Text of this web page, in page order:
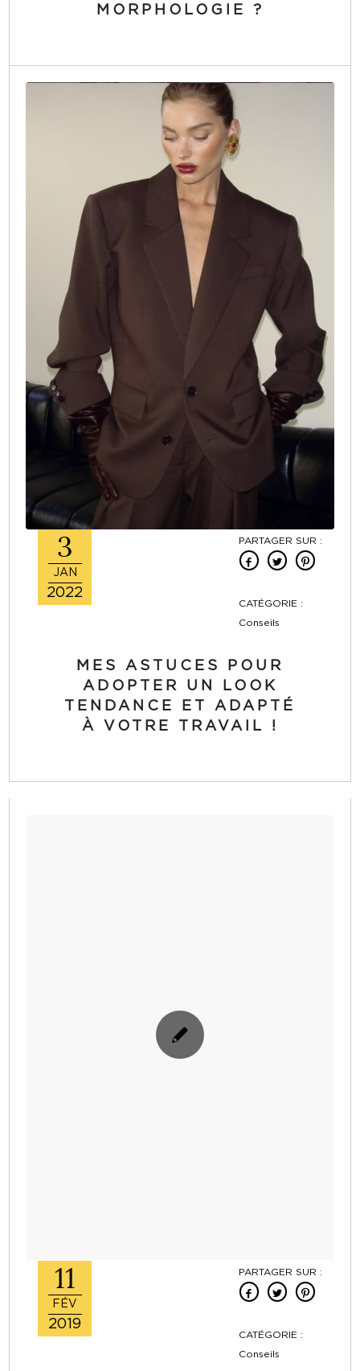
MORPHOLOGIE ?
3
JAN
2022
PARTAGER SUR :
CATÉGORIE :
Conseils
MES ASTUCES POUR
ADOPTER UN LOOK
TENDANCE ET ADAPTÉ
À VOTRE TRAVAIL !
11
FÉV
2019
PARTAGER SUR :
CATÉGORIE :
Conseils